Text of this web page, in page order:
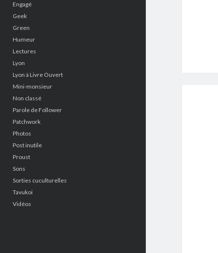
Engagé
Geek
Green
Humeur
Lectures
Lyon
Lyon à Livre Ouvert
Mini-monsieur
Non classé
Parole de Follower
Patchwork
Photos
Post inutile
Proust
Sons
Sorties cuculturelles
Tavukoi
Vidéos